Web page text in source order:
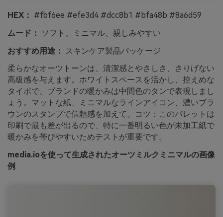
HEX： #fbf6ee #efe3d4 #dcc8b1 #bfa48b #8a6d59
ムード：
ソフト、ミニマル、親しみやすい
おすすめ用途：
スキンケア製品パッケージ
柔らかなオーツトーンは、清潔感とやさしさ、さりげない
高級感を与えます。ホワイトスペースを活かし、控えめな
タイポで、ブランドの暖かみは中間色のタンで表現しまし
ょう。マットな紙、ミニマルなラインアイコン、濃いブラ
ウンのスタンプで信頼感を加えて。コツ：このパレットは
印刷で最も差が出るので、特に一番明るい色が未加工紙で
暖かみを帯びやすいためテストが重要です。
media.ioを使って生成されたオーツミルクミニマルの画像
例